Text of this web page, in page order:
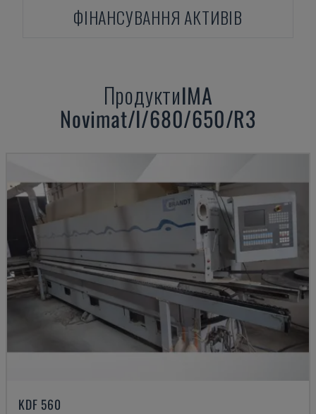
ФІНАНСУВАННЯ АКТИВІВ
ПродуктиIMA
Novimat/I/680/650/R3
KDF 560